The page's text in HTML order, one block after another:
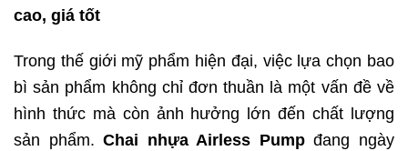
cao, giá tốt
Trong thế giới mỹ phẩm hiện đại, việc lựa chọn bao
bì sản phẩm không chỉ đơn thuần là một vấn đề về
hình thức mà còn ảnh hưởng lớn đến chất lượng
sản phẩm.Chai nhựa Airless Pumpđang ngày